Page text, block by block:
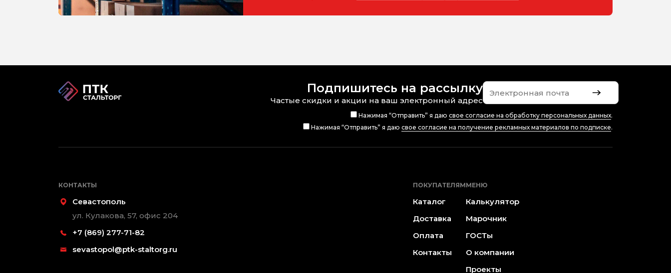
Подпишитесь на рассылку
Частые скидки и акции на ваш электронный адрес
Нажимая “Отправить” я даю свое согласие на обработку персональных данных.
Нажимая “Отправить” я даю свое согласие на получение рекламных материалов по подписке.
КОНТАКТЫ
Севастополь
ул. Кулакова, 57, офис 204
+7 (869) 277-71-82
sevastopol@ptk-staltorg.ru
ПОКУПАТЕЛЯМ
Каталог
Доставка
Оплата
Контакты
МЕНЮ
Калькулятор
Марочник
ГОСТы
О компании
Проекты